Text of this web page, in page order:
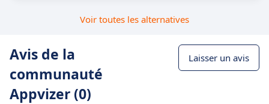
Voir toutes les alternatives
Avis de la
communauté
Appvizer (0)
Laisser un avis